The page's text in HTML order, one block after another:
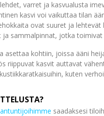
varret ja kasvualusta
kasvi voi vaikuttaa tilan
ovat suuret ja
sammalpinnat, jotka
asettaa kohtiin, joissa ääni
riippuvat kasvit auttavat
kuten
saadaksesi